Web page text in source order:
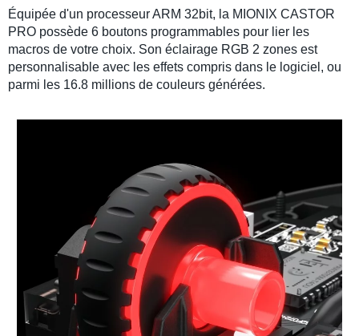
Équipée d'un processeur ARM 32bit, la MIONIX CASTOR
PRO possède 6 boutons programmables pour lier les
macros de votre choix. Son éclairage RGB 2 zones est
personnalisable avec les effets compris dans le logiciel , ou
parmi les 16.8 millions de couleurs générées.